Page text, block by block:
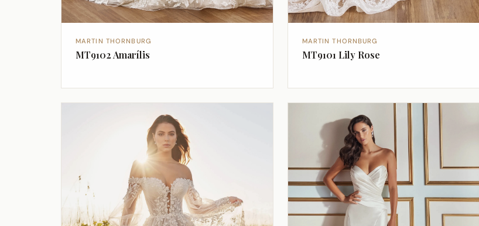
MARTIN THORNBURG
MT9102 Amarílis
MARTIN THORNBURG
MT9101 Lily Rose